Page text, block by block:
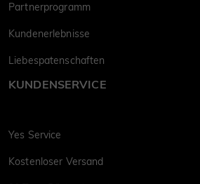
Partnerprogramm
Kundenerlebnisse
Liebespatenschaften
KUNDENSERVICE
Yes Service
Kostenloser Versand